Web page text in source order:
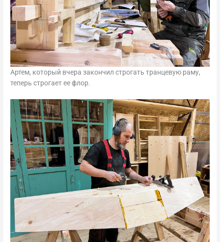
Артем, который вчера закончил строгать транцевую раму,
теперь строгает ее флор.